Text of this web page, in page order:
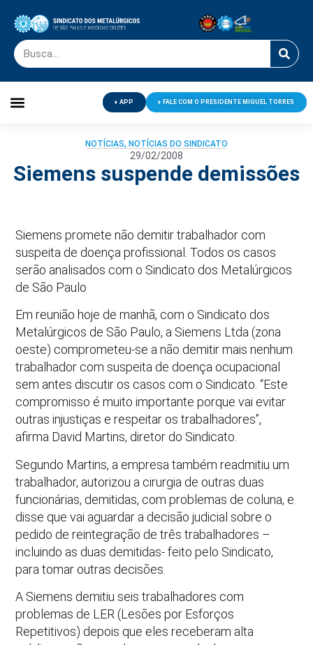
APP FALE COM O PRESIDENTE MIGUEL TORRES
NOTÍCIAS, NOTÍCIAS DO SINDICATO
29/02/2008
Siemens suspende demissões
Siemens promete não demitir trabalhador com
suspeita de doença profissional. Todos os casos
serão analisados com o Sindicato dos Metalúrgicos
de São Paulo
Em reunião hoje de manhã, com o Sindicato dos
Metalúrgicos de São Paulo, a Siemens Ltda (zona
oeste) comprometeu-se a não demitir mais nenhum
trabalhador com suspeita de doença ocupacional
sem antes discutir os casos com o Sindicato. “Este
compromisso é muito importante porque vai evitar
outras injustiças e respeitar os trabalhadores”,
afirma David Martins, diretor do Sindicato.
Segundo Martins, a empresa também readmitiu um
trabalhador, autorizou a cirurgia de outras duas
funcionárias, demitidas, com problemas de coluna, e
disse que vai aguardar a decisão judicial sobre o
pedido de reintegração de três trabalhadores –
incluindo as duas demitidas- feito pelo Sindicato,
para tomar outras decisões.
A Siemens demitiu seis trabalhadores com
problemas de LER (Lesões por Esforços
Repetitivos) depois que eles receberam alta